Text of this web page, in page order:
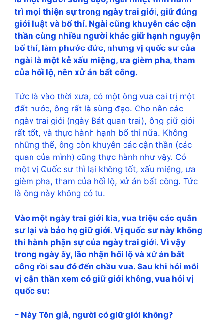
trì mọi thiện sự trong ngày trai giới, giữ đúng
giới luật và bố thí. Ngài cũng khuyên các cận
thần cùng nhiều người khác giữ hạnh nguyện
bố thí, làm phước đức, nhưng vị quốc sư của
ngài là một kẻ xấu miệng, ưa gièm pha, tham
của hối lộ, nên xử án bất công.
Tức là vào thời xưa, có một ông vua cai trị một
đất nước, ông rất là sùng đạo. Cho nên các
ngày trai giới (ngày Bát quan trai), ông giữ giới
rất tốt, và thực hành hạnh bố thí nữa. Không
những thế, ông còn khuyên các cận thần (các
quan của mình) cũng thực hành như vậy. Có
một vị Quốc sư thì lại không tốt, xấu miệng, ưa
gièm pha, tham của hối lộ, xử án bất công. Tức
là ông này không có tu.
Vào một ngày trai giới kia, vua triệu các quân
sư lại và bảo họ giữ giới. Vị quốc sư này không
thi hành phận sự của ngày trai giới. Vì vậy
trong ngày ấy, lão nhận hối lộ và xử án bất
công rồi sau đó đến chầu vua. Sau khi hỏi mỗi
vị cận thần xem có giữ giới không, vua hỏi vị
quốc sư:
– Này Tôn giả, người có giữ giới không?